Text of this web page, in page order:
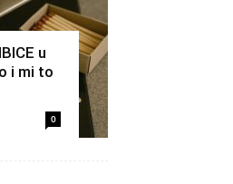
u
i mi to
0